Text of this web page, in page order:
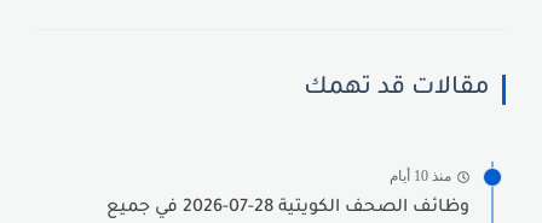
مقالات قد تهمك
منذ 10 أيام
وظائف الصحف الكويتية 28-07-2026 في جميع